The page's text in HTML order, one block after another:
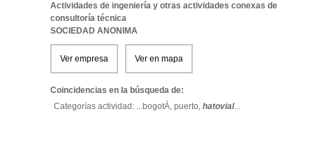
Actividades de ingeniería y otras actividades conexas de
consultoría técnica
SOCIEDAD ANONIMA
Ver empresa Ver en mapa
Coincidencias en la búsqueda de:
Categorías actividad: ...bogotÁ, puerto, hatovial...